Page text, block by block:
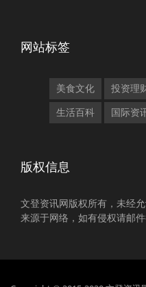
网站标签
美食文化 投资理
生活百科 国际资
版权信息
文登资讯网版权所有，未经
来源于网络，如有侵权请邮件